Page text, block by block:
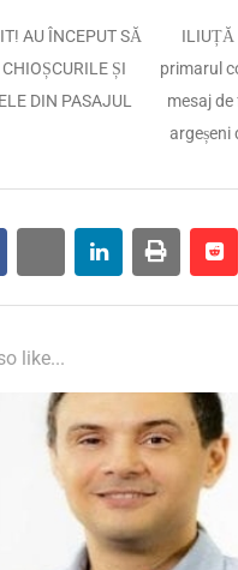
AU ÎNCEPUT SĂ
ȘI
DIN PASAJUL
Next
post:
ILIUȚĂ
primarul
mesaj
argeșeni
whatsapplinkedinprint
like...